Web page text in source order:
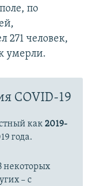
по
271 человек,
умерли.
COVID-19
как2019-
года.
некоторых
– с